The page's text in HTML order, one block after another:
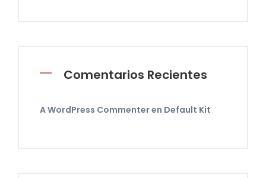
Comentarios Recientes
A WordPress Commenteren Default Kit